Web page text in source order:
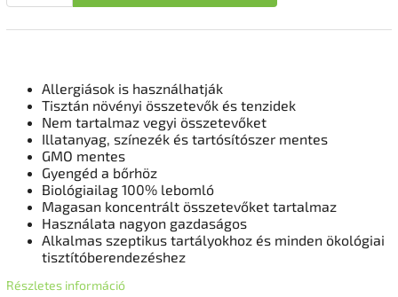
Allergiások is használhatják
Tisztán növényi összetevők és tenzidek
Nem tartalmaz vegyi összetevőket
Illatanyag, színezék és tartósítószer mentes
GMO mentes
Gyengéd a bőrhöz
Biológiailag 100% lebomló
Magasan koncentrált összetevőket tartalmaz
Használata nagyon gazdaságos
Alkalmas szeptikus tartályokhoz és minden ökológiai
tisztítóberendezéshez
Részletes információ